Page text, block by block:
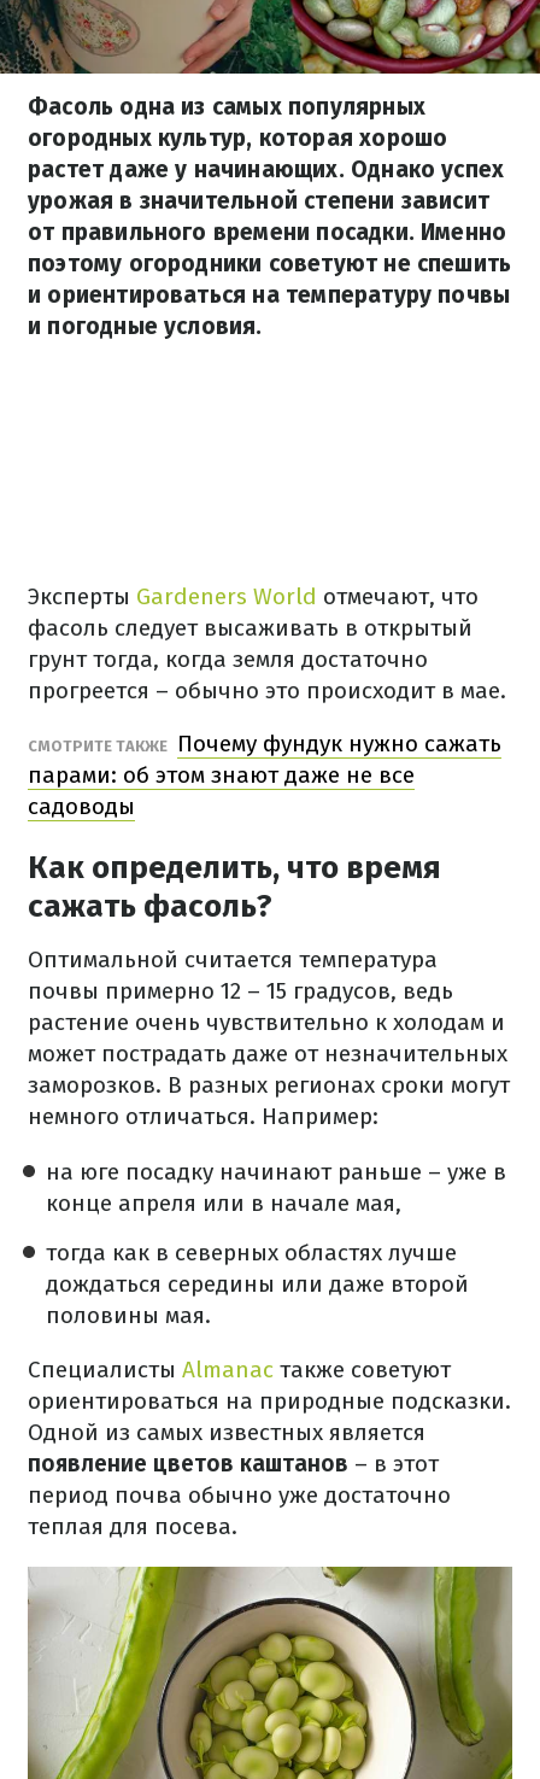
Фасоль одна из самых популярных
огородных культур, которая хорошо
растет даже у начинающих. Однако успех
урожая в значительной степени зависит
от правильного времени посадки. Именно
поэтому огородники советуют не спешить
и ориентироваться на температуру почвы
и погодные условия.
Эксперты Gardeners World отмечают, что
фасоль следует высаживать в открытый
грунт тогда, когда земля достаточно
прогреется – обычно это происходит в мае.
СМОТРИТЕ ТАКЖЕ
Почему фундук нужно сажать
парами: об этом знают даже не все
садоводы
Как определить, что время
сажать фасоль?
Оптимальной считается температура
почвы примерно 12 – 15 градусов, ведь
растение очень чувствительно к холодам и
может пострадать даже от незначительных
заморозков. В разных регионах сроки могут
немного отличаться. Например:
на юге посадку начинают раньше – уже в
конце апреля или в начале мая,
тогда как в северных областях лучше
дождаться середины или даже второй
половины мая.
Специалисты Almanac также советуют
ориентироваться на природные подсказки.
Одной из самых известных является
появление цветов каштанов – в этот
период почва обычно уже достаточно
теплая для посева.